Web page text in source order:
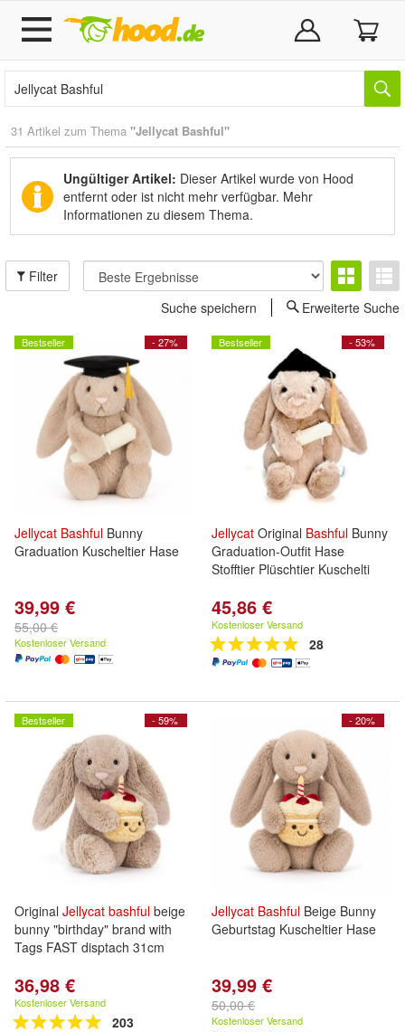
31 Artikel zum Thema "Jellycat Bashful"
Ungültiger Artikel: Dieser Artikel wurde von Hood
entfernt oder ist nicht mehr verfügbar. Mehr
Informationen zu diesem Thema.
Filter
Suche speichern
Erweiterte Suche
- 27%
Bestseller
Jellycat Bashful Bunny
Graduation Kuscheltier Hase
39,99 €
55,00 €
Kostenloser Versand
- 53%
Bestseller
Jellycat Original Bashful Bunny
Graduation-Outfit Hase
Stofftier Plüschtier Kuschelti
45,86 €
Kostenloser Versand
28
- 59%
Bestseller
Original Jellycat bashful beige
bunny "birthday" brand with
Tags FAST disptach 31cm
36,98 €
Kostenloser Versand
203
- 20%
Jellycat Bashful Beige Bunny
Geburtstag Kuscheltier Hase
39,99 €
50,00 €
Kostenloser Versand